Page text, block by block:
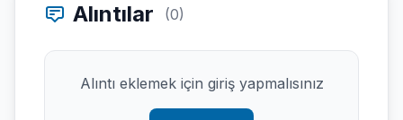
Alıntılar (0)
Alıntı eklemek için giriş yapmalısınız